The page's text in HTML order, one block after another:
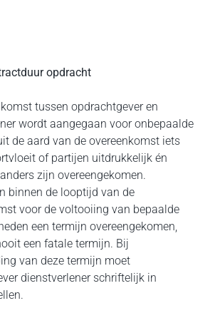
opdracht
tussen opdrachtgever en
wordt aangegaan voor onbepaalde
de aard van de overeenkomst iets
of partijen uitdrukkelijk én
zijn overeengekomen.
binnen de looptijd van de
voor de voltooiing van bepaalde
een termijn overeengekomen,
een fatale termijn. Bij
van deze termijn moet
dienstverlener schriftelijk in